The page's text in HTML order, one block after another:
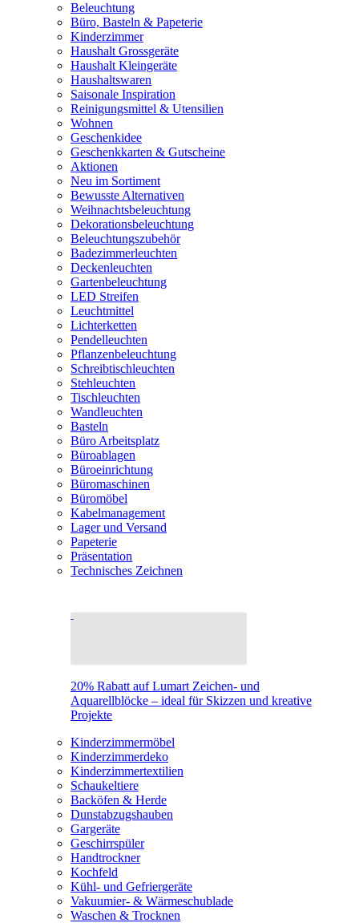
Beleuchtung
Büro, Basteln & Papeterie
Kinderzimmer
Haushalt Grossgeräte
Haushalt Kleingeräte
Haushaltswaren
Saisonale Inspiration
Reinigungsmittel & Utensilien
Wohnen
Geschenkidee
Geschenkkarten & Gutscheine
Aktionen
Neu im Sortiment
Bewusste Alternativen
Weihnachtsbeleuchtung
Dekorationsbeleuchtung
Beleuchtungszubehör
Badezimmerleuchten
Deckenleuchten
Gartenbeleuchtung
LED Streifen
Leuchtmittel
Lichterketten
Pendelleuchten
Pflanzenbeleuchtung
Schreibtischleuchten
Stehleuchten
Tischleuchten
Wandleuchten
Basteln
Büro Arbeitsplatz
Büroablagen
Büroeinrichtung
Büromaschinen
Büromöbel
Kabelmanagement
Lager und Versand
Papeterie
Präsentation
Technisches Zeichnen
20% Rabatt auf Lumart Zeichen- und
Aquarellblöcke – ideal für Skizzen und kreative
Projekte
Kinderzimmermöbel
Kinderzimmerdeko
Kinderzimmertextilien
Schaukeltiere
Backöfen & Herde
Dunstabzugshauben
Gargeräte
Geschirrspüler
Handtrockner
Kochfeld
Kühl- und Gefriergeräte
Vakuumier- & Wärmeschublade
Waschen & Trocknen